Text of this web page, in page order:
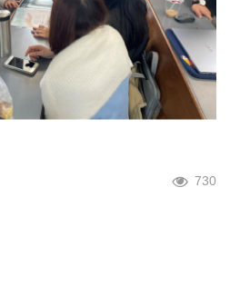
730